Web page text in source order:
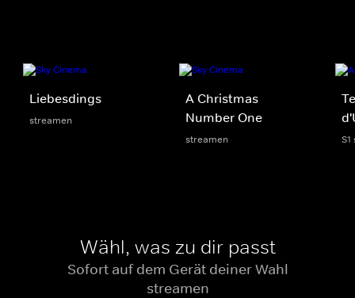
Liebesdings
streamen
A Christmas
Number One
streamen
Wähl, was zu dir passt
Sofort auf dem Gerät deiner Wahl
streamen